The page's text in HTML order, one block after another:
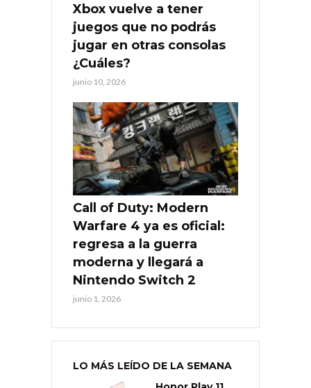
Xbox vuelve a tener
juegos que no podrás
jugar en otras consolas
¿Cuáles?
junio 10, 2026
Call of Duty: Modern
Warfare 4 ya es oficial:
regresa a la guerra
moderna y llegará a
Nintendo Switch 2
junio 1, 2026
LO MÁS LEÍDO DE LA SEMANA